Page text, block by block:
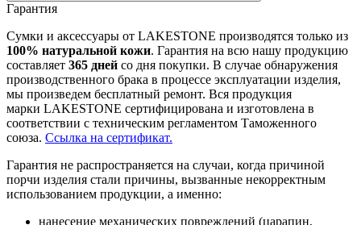
Гарантия
Сумки и аксессуары от LAKESTONE производятся только из
100% натуральной кожи. Гарантия на всю нашу продукцию
составляет 365 дней со дня покупки. В случае обнаружения
производственного брака в процессе эксплуатации изделия,
мы произведем бесплатный ремонт. Вся продукция
марки LAKESTONE сертифицирована и изготовлена в
соответствии с техническим регламентом Таможенного
союза. Ссылка на сертификат.
Гарантия не распространяется на случаи, когда причиной
порчи изделия стали причины, вызванные некорректным
использованием продукции, а именно:
нанесение механических повреждений (царапин,